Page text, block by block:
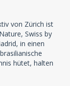
von Zürich ist
Swiss by
in einen
hütet, halten